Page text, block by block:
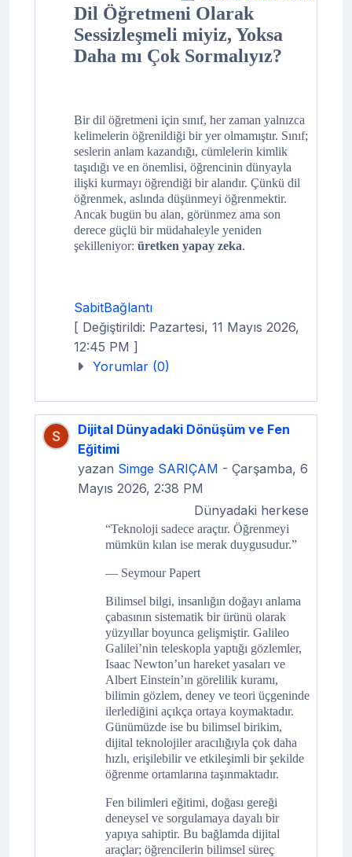
Dil Öğretmeni Olarak
Sessizleşmeli miyiz, Yoksa
Daha mı Çok Sormalıyız?
Bir dil öğretmeni için sınıf, her zaman yalnızca
kelimelerin öğrenildiği bir yer olmamıştır. Sınıf;
seslerin anlam kazandığı, cümlelerin kimlik
taşıdığı ve en önemlisi, öğrencinin dünyayla
ilişki kurmayı öğrendiği bir alandır. Çünkü dil
öğrenmek, aslında düşünmeyi öğrenmektir.
Ancak bugün bu alan, görünmez ama son
derece güçlü bir müdahaleyle yeniden
şekilleniyor: üretken yapay zeka.
SabitBağlantı
[ Değiştirildi: Pazartesi, 11 Mayıs 2026,
12:45 PM ]
Yorumlar (0)
Dijital Dünyadaki Dönüşüm ve Fen
Eğitimi
yazan Simge SARIÇAM - Çarşamba, 6
Mayıs 2026, 2:38 PM
Dünyadaki herkese
“Teknoloji sadece araçtır. Öğrenmeyi
mümkün kılan ise merak duygusudur.”
— Seymour Papert
Bilimsel bilgi, insanlığın doğayı anlama
çabasının sistematik bir ürünü olarak
yüzyıllar boyunca gelişmiştir. Galileo
Galilei’nin teleskopla yaptığı gözlemler,
Isaac Newton’un hareket yasaları ve
Albert Einstein’ın görelilik kuramı,
bilimin gözlem, deney ve teori üçgeninde
ilerlediğini açıkça ortaya koymaktadır.
Günümüzde ise bu bilimsel birikim,
dijital teknolojiler aracılığıyla çok daha
hızlı, erişilebilir ve etkileşimli bir şekilde
öğrenme ortamlarına taşınmaktadır.
Fen bilimleri eğitimi, doğası gereği
deneysel ve sorgulamaya dayalı bir
yapıya sahiptir. Bu bağlamda dijital
araçlar; öğrencilerin bilimsel süreç